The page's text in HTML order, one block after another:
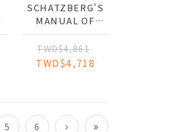
SCHATZBERG'S
MANUAL OF
CLINICAL
PSYCHOPHARMACOLOGY
TWD$4,861
TWD$4,718
5 6